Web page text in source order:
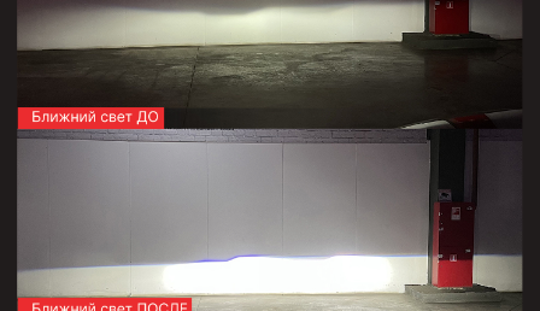
бесплатно
Оставьте свои контактные данные и мы